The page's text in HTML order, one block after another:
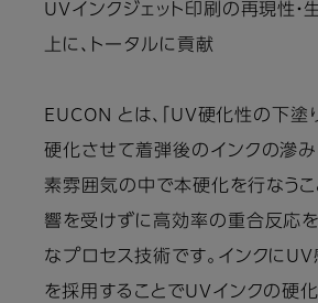
UVインクジェット印刷の再現性・
上に、トータルに貢献
EUCON とは、「UV硬化性の下塗
硬化させて着弾後のインクの滲み
素雰囲気の中で本硬化を行なうこ
響を受けずに高効率の重合反応を
なプロセス技術です。インクに
を採用することでUVインクの硬